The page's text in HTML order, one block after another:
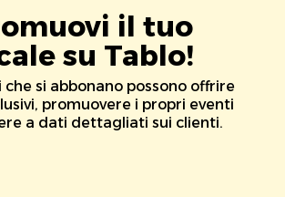
il tuo
su Tablo!
si abbonano possono offrire
promuovere i propri eventi
a dati dettagliati sui clienti.